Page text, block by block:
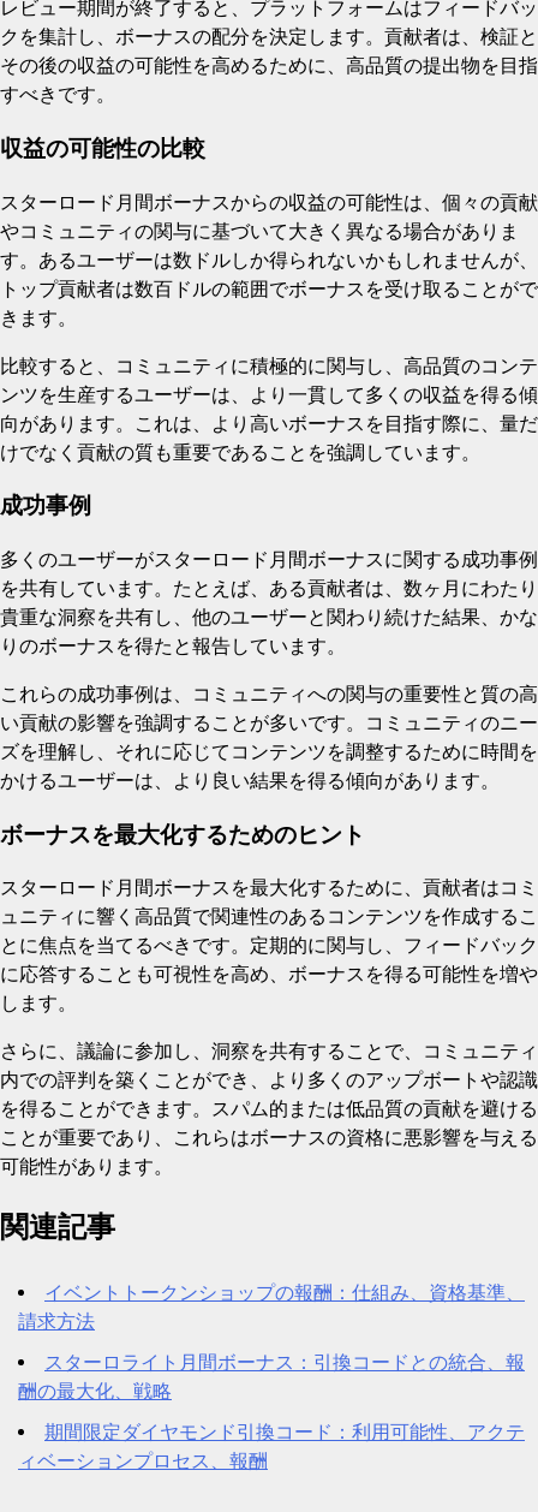
レビュー期間が終了すると、プラットフォームはフィードバッ
クを集計し、ボーナスの配分を決定します。貢献者は、検証と
その後の収益の可能性を高めるために、高品質の提出物を目指
すべきです。
収益の可能性の比較
スターロード月間ボーナスからの収益の可能性は、個々の貢献
やコミュニティの関与に基づいて大きく異なる場合がありま
す。あるユーザーは数ドルしか得られないかもしれませんが、
トップ貢献者は数百ドルの範囲でボーナスを受け取ることがで
きます。
比較すると、コミュニティに積極的に関与し、高品質のコンテ
ンツを生産するユーザーは、より一貫して多くの収益を得る傾
向があります。これは、より高いボーナスを目指す際に、量だ
けでなく貢献の質も重要であることを強調しています。
成功事例
多くのユーザーがスターロード月間ボーナスに関する成功事例
を共有しています。たとえば、ある貢献者は、数ヶ月にわたり
貴重な洞察を共有し、他のユーザーと関わり続けた結果、かな
りのボーナスを得たと報告しています。
これらの成功事例は、コミュニティへの関与の重要性と質の高
い貢献の影響を強調することが多いです。コミュニティのニー
ズを理解し、それに応じてコンテンツを調整するために時間を
かけるユーザーは、より良い結果を得る傾向があります。
ボーナスを最大化するためのヒント
スターロード月間ボーナスを最大化するために、貢献者はコミ
ュニティに響く高品質で関連性のあるコンテンツを作成するこ
とに焦点を当てるべきです。定期的に関与し、フィードバック
に応答することも可視性を高め、ボーナスを得る可能性を増や
します。
さらに、議論に参加し、洞察を共有することで、コミュニティ
内での評判を築くことができ、より多くのアップボートや認識
を得ることができます。スパム的または低品質の貢献を避ける
ことが重要であり、これらはボーナスの資格に悪影響を与える
可能性があります。
関連記事
イベントトークンショップの報酬：仕組み、資格基準、
請求方法
スターロライト月間ボーナス：引換コードとの統合、報
酬の最大化、戦略
期間限定ダイヤモンド引換コード：利用可能性、アクテ
ィベーションプロセス、報酬